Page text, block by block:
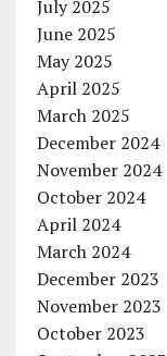
July 2025
June 2025
May 2025
April 2025
March 2025
December 2024
November 2024
October 2024
April 2024
March 2024
December 2023
November 2023
October 2023